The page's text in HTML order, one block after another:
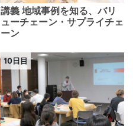
講義 地域事例を知る、バリ
ューチェーン・サプライチェ
ーン
10日目